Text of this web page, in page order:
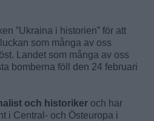
”Ukraina i historien” för att
som många av oss
Landet som många av oss
bomberna föll den 24 februari
och historiker och har
i Central- och Östeuropa i